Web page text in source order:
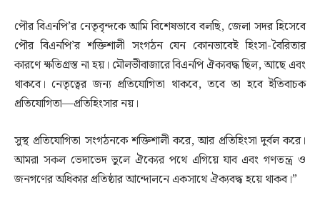
পৌর বিএনপি’র নেতৃবৃন্দকে আমি বিশেষভাবে বলছি, জেলা সদর হিসেবে
পৌর বিএনপি’র শক্তিশালী সংগঠন যেন কোনভাবেই হিংসা-বৈরিতার
কারণে ক্ষতিগ্রস্ত না হয়। মৌলভীবাজারে বিএনপি ঐক্যবদ্ধ ছিল, আছে এবং
থাকবে। নেতৃত্বের জন্য প্রতিযোগিতা থাকবে, তবে তা হবে ইতিবাচক
প্রতিযোগিতা—প্রতিহিংসার নয়।
সুস্থ প্রতিযোগিতা সংগঠনকে শক্তিশালী করে, আর প্রতিহিংসা দুর্বল করে।
আমরা সকল ভেদাভেদ ভুলে ঐক্যের পথে এগিয়ে যাব এবং গণতন্ত্র ও
জনগণের অধিকার প্রতিষ্ঠার আন্দোলনে একসাথে ঐক্যবদ্ধ হয়ে থাকব।”